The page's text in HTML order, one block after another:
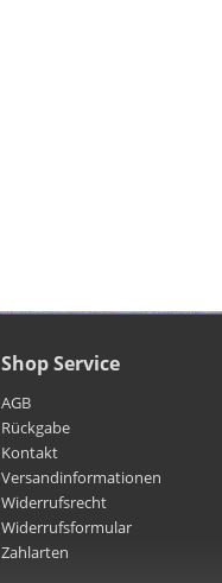
Shop Service
AGB
Rückgabe
Kontakt
Versandinformationen
Widerrufsrecht
Widerrufsformular
Zahlarten